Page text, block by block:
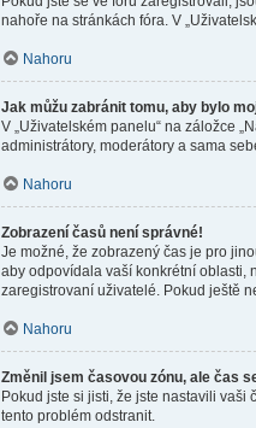
nahoře na stránkách fóra. V
Nahoru
Jak můžu zabránit tomu, aby bylo
V „Uživatelském panelu“ na záložce
administrátory, moderátory a sama
Nahoru
Zobrazení časů není správné!
Je možné, že zobrazený čas je pro
aby odpovídala vaší konkrétní oblasti,
zaregistrovaní uživatelé. Pokud ještě
Nahoru
Změnil jsem časovou zónu, ale čas
Pokud jste si jisti, že jste nastavili
tento problém odstranit.